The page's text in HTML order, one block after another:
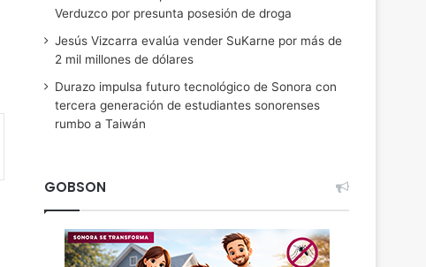
Verduzco por presunta posesión de droga
Jesús Vizcarra evalúa vender SuKarne por más de
2 mil millones de dólares
Durazo impulsa futuro tecnológico de Sonora con
tercera generación de estudiantes sonorenses
rumbo a Taiwán
GOBSON